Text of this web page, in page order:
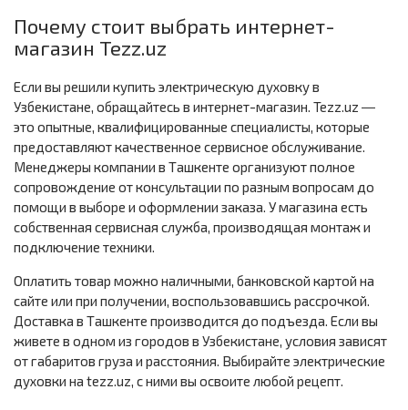
Почему стоит выбрать интернет-
магазин Tezz.uz
Если вы решили купить электрическую духовку в
Узбекистане, обращайтесь в интернет-магазин. Tezz.uz ―
это опытные, квалифицированные специалисты, которые
предоставляют качественное сервисное обслуживание.
Менеджеры компании в Ташкенте организуют полное
сопровождение от консультации по разным вопросам до
помощи в выборе и оформлении заказа. У магазина есть
собственная сервисная служба, производящая монтаж и
подключение техники.
Оплатить товар можно наличными, банковской картой на
сайте или при получении, воспользовавшись рассрочкой.
Доставка в Ташкенте производится до подъезда. Если вы
живете в одном из городов в Узбекистане, условия зависят
от габаритов груза и расстояния. Выбирайте электрические
духовки на tezz.uz, с ними вы освоите любой рецепт.